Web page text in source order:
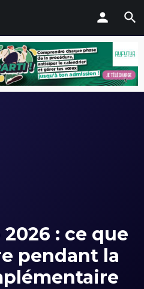
: ce que
pendant la